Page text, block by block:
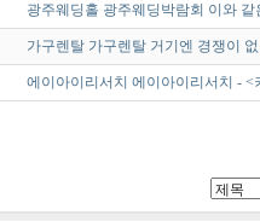
광주웨딩홀 광주웨딩박람회 이와
가구렌탈 가구렌탈 거기엔 경쟁이
에이아이리서치 에이아이리서치 -